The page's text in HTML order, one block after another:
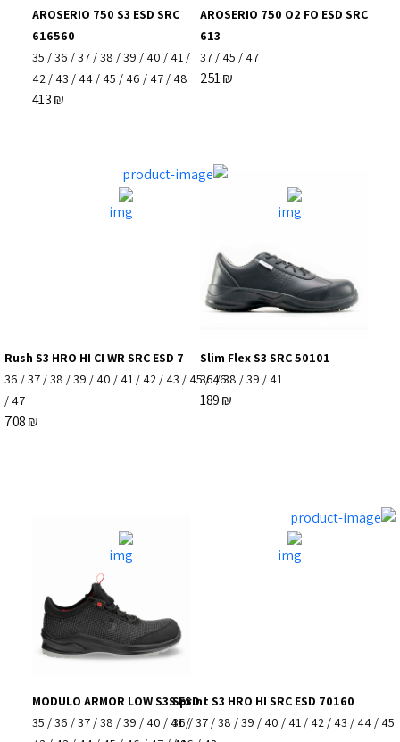
AROSERIO 750 O2 FO ESD SRC
613
37 / 45 / 47
251₪
AROSERIO 750 S3 ESD SRC
616560
35 /36 /37/38 /39 / 40 / 41/
42/ 43 / 44/ 45 / 46 / 47/ 48
413₪
Slim Flex S3 SRC 50101
36/38 /39 / 41
189₪
Rush S3 HRO HI CI WR SRC ESD 7
36 /37/38 /39 / 40 / 41/ 42/ 43 / 45/46
/ 47
708₪
Sprint S3 HRO HI SRC ESD 70160
36/37 /38 /39 / 40 / 41 / 42 / 43 / 44 / 45
MODULO ARMOR LOW S3S ESD
35 /36 /37/38 /39 / 40 / 41/